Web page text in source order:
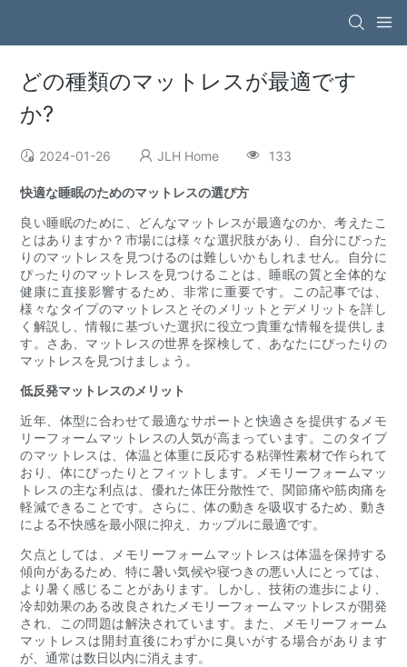
どの種類のマットレスが最適です
か?
2024-01-26 JLH Home 133
快適な睡眠のためのマットレスの選び方
良い睡眠のために、どんなマットレスが最適なのか、考えたこ
とはありますか？市場には様々な選択肢があり、自分にぴった
りのマットレスを見つけるのは難しいかもしれません。自分に
ぴったりのマットレスを見つけることは、睡眠の質と全体的な
健康に直接影響するため、非常に重要です。この記事では、
様々なタイプのマットレスとそのメリットとデメリットを詳し
く解説し、情報に基づいた選択に役立つ貴重な情報を提供しま
す。さあ、マットレスの世界を探検して、あなたにぴったりの
マットレスを見つけましょう。
低反発マットレスのメリット
近年、体型に合わせて最適なサポートと快適さを提供するメモ
リーフォームマットレスの人気が高まっています。このタイプ
のマットレスは、体温と体重に反応する粘弾性素材で作られて
おり、体にぴったりとフィットします。メモリーフォームマッ
トレスの主な利点は、優れた体圧分散性で、関節痛や筋肉痛を
軽減できることです。さらに、体の動きを吸収するため、動き
による不快感を最小限に抑え、カップルに最適です。
欠点としては、メモリーフォームマットレスは体温を保持する
傾向があるため、特に暑い気候や寝つきの悪い人にとっては、
より暑く感じることがあります。しかし、技術の進歩により、
冷却効果のある改良されたメモリーフォームマットレスが開発
され、この問題は解決されています。また、メモリーフォーム
マットレスは開封直後にわずかに臭いがする場合があります
が、通常は数日以内に消えます。